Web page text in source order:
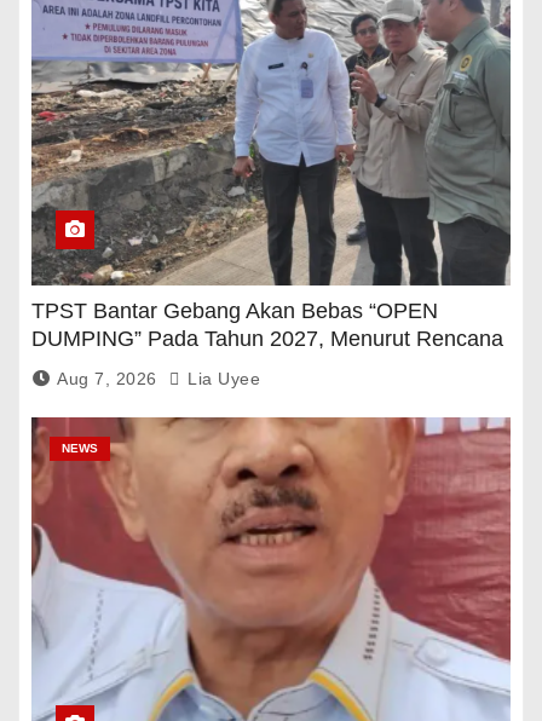
TPST Bantar Gebang Akan Bebas “OPEN
DUMPING” Pada Tahun 2027, Menurut Rencana
Pemerintah
Aug 7, 2026 Lia Uyee
NEWS